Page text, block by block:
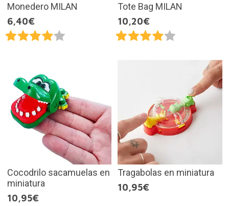
Monedero MILAN
6,40€
Tote Bag MILAN
10,20€
Cocodrilo sacamuelas en
miniatura
10,95€
Tragabolas en miniatura
10,95€